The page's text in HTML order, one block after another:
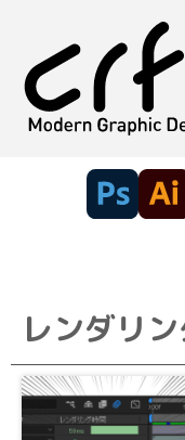
レンダリ